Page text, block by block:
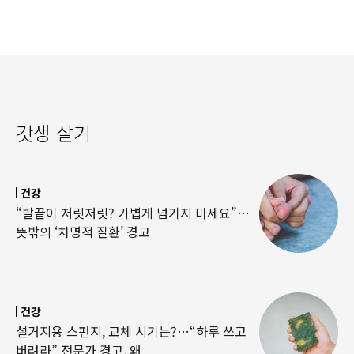
갓생 살기
건강
“발끝이 저릿저릿? 가볍게 넘기지 마세요”…
뜻밖의 ‘치명적 질환’ 경고
건강
설거지용 스펀지, 교체 시기는?…“하루 쓰고
버려라” 전문가 경고, 왜